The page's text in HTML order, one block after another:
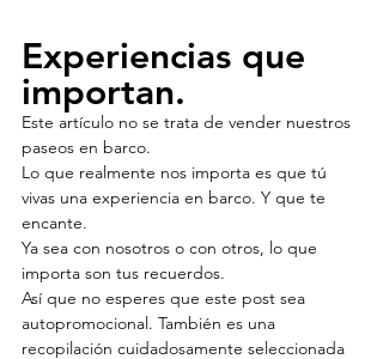
Experiencias que
importan.
Este artículo no se trata de vender nuestros
paseos en barco.
Lo que realmente nos importa es que tú
vivas una experiencia en barco. Y que te
encante.
Ya sea con nosotros o con otros, lo que
importa son tus recuerdos.
Así que no esperes que este post sea
autopromocional. También es una
recopilación cuidadosamente seleccionada